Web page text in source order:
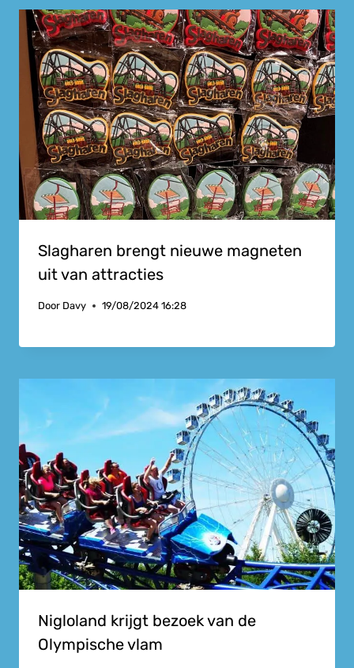
Slagharen brengt nieuwe magneten
uit van attracties
Door Davy 19/08/2024 16:28
Nigloland krijgt bezoek van de
Olympische vlam